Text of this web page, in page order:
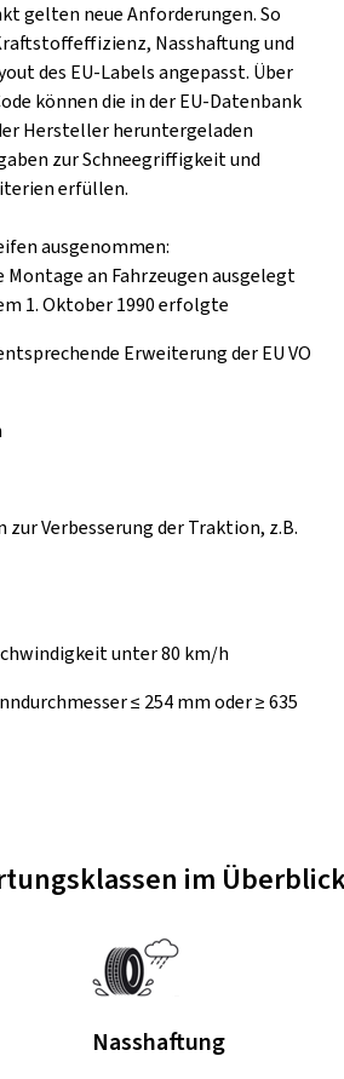
gelten neue Anforderungen. So
Nasshaftung und
des EU-Labels angepasst. Über
können die in der EU-Datenbank
Hersteller heruntergeladen
zur Schneegriffigkeit und
erfüllen.
ausgenommen:
an Fahrzeugen ausgelegt
1. Oktober 1990 erfolgte
Erweiterung der EU VO
Verbesserung der Traktion, z.B.
unter 80 km/h
≤ 254 mm oder ≥ 635
im
Nasshaftung